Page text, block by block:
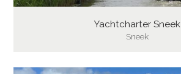
Yachtcharter Sneek
Sneek